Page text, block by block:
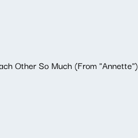
Other So Much (From "Annette")